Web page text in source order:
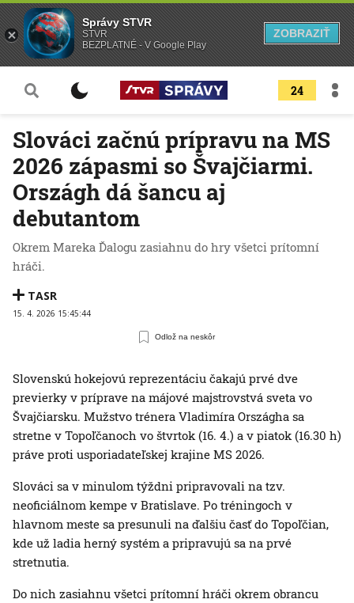
24
Slováci začnú prípravu na MS
2026 zápasmi so Švajčiarmi.
Országh dá šancu aj
debutantom
Okrem Mareka Ďalogu zasiahnu do hry všetci prítomní
hráči.
TASR
15. 4. 2026 15:45:44
Odlož na neskôr
Slovenskú hokejovú reprezentáciu čakajú prvé dve
previerky v príprave na májové majstrovstvá sveta vo
Švajčiarsku. Mužstvo trénera Vladimíra Országha sa
stretne v Topoľčanoch vo štvrtok (16. 4.) a v piatok (16.30 h)
práve proti usporiadateľskej krajine MS 2026.
Slováci sa v minulom týždni pripravovali na tzv.
neoficiálnom kempe v Bratislave. Po tréningoch v
hlavnom meste sa presunuli na ďalšiu časť do Topoľčian,
kde už ladia herný systém a pripravujú sa na prvé
stretnutia.
Do nich zasiahnu všetci prítomní hráči okrem obrancu
Správy STVR
STVR
BEZPLATNÉ - V Google Play
ZOBRAZIŤ